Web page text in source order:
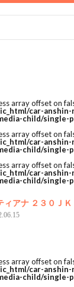
array offset on
car-anshin-
child/single-
array offset on
car-anshin-
child/single-
array offset on
car-anshin-
child/single-
ィアナ ２３０Ｊ
array offset on
car-anshin-
child/single-